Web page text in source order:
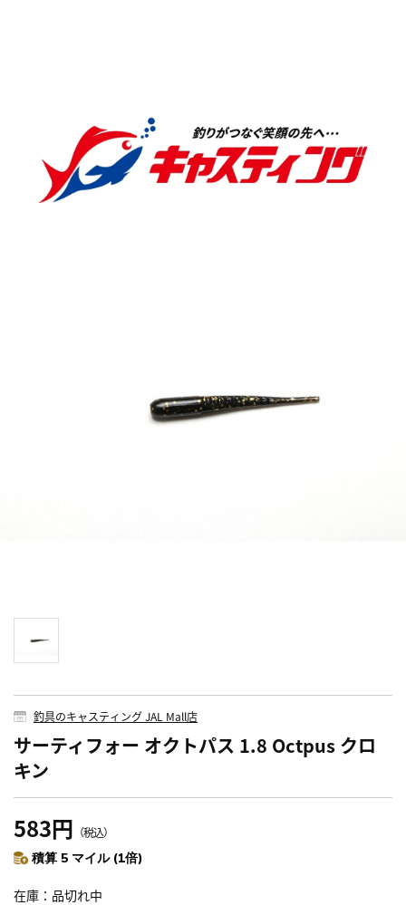
釣具のキャスティング JAL Mall店
サーティフォー オクトパス 1.8 Octpus クロ
キン
583円 （税込）
積算 5 マイル (1倍)
在庫 品切れ中